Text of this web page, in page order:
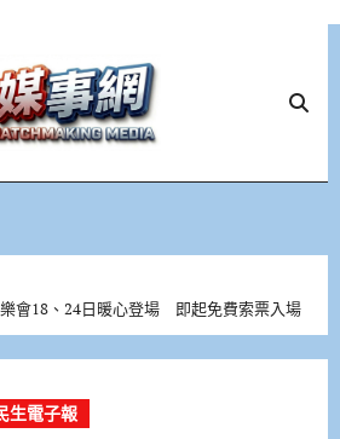
會18、24日暖心登場 即起免費索票入場
生電子報